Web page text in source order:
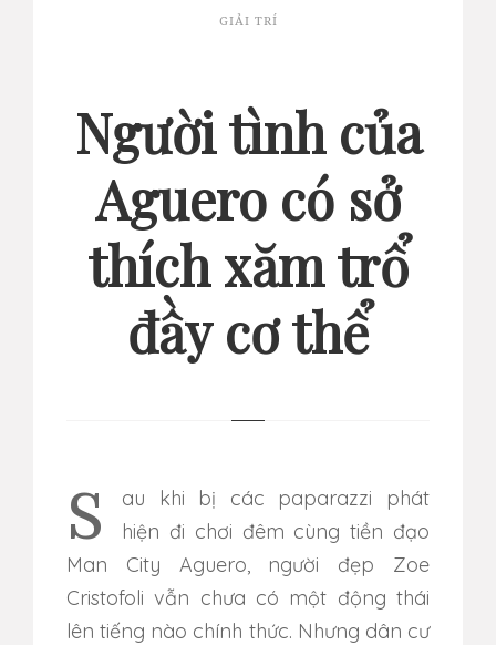
GIẢI TRÍ
Người tình của
Aguero có sở
thích xăm trổ
đầy cơ thể
Sau khi bị các paparazzi phát
hiện đi chơi đêm cùng tiền đạo
Man City Aguero, người đẹp Zoe
Cristofoli vẫn chưa có một động thái
lên tiếng nào chính thức. Nhưng dân cư